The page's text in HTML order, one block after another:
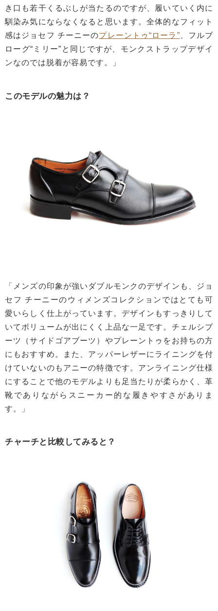
き口も若干くるぶしが当たるのですが、履いていく内に
馴染み気にならなくなると思います。全体的なフィット
感はジョセフ チーニーのプレーントゥ“ローラ” 、フルブ
ローグ“ミリー”と同じですが、モンクストラップデザイ
ンなのでは脱着が容易です。」
このモデルの魅力は？
「メンズの印象が強いダブルモンクのデザインも、ジョ
セフ チーニーのウィメンズコレクションではとても可
愛いらしく仕上がっています。デザインもすっきりして
いてボリュームが出にくく上品な一足です。チェルシブ
ーツ（サイドゴアブーツ）やプレーントゥをお持ちの方
にもおすすめ。また、アッパーレザーにライニングを付
けていないのもアニーの特徴です。アンライニング仕様
にすることで他のモデルよりも足当たりが柔らかく、革
靴でありながらスニーカー的な履きやすさがありま
す。」
チャーチと比較してみると？